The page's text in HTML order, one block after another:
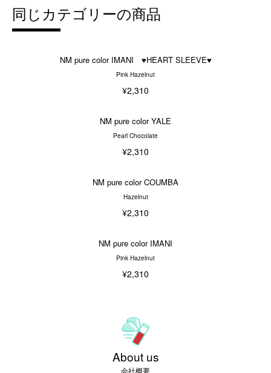
同じカテゴリーの商品
NM pure color IMANI ♥HEART SLEEVE♥
Pink Hazelnut
¥2,310
NM pure color YALE
Pearl Chocolate
¥2,310
NM pure color COUMBA
Hazelnut
¥2,310
NM pure color IMANI
Pink Hazelnut
¥2,310
About us
会社概要